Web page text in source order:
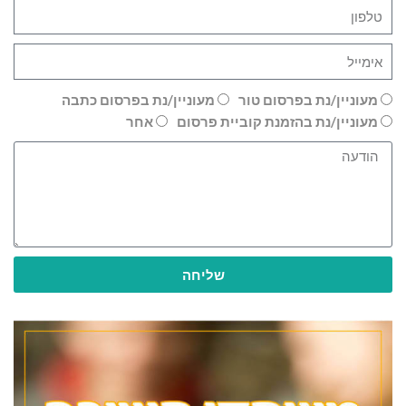
מעוניין/נת בפרסום טור
מעוניין/נת בפרסום כתבה
מעוניין/נת בהזמנת קוביית פרסום
אחר
שליחה